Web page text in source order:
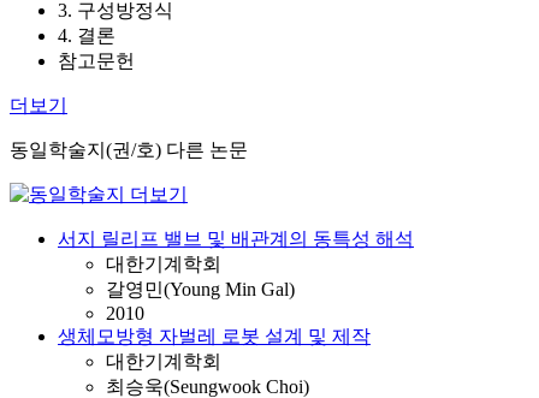
3. 구성방정식
4. 결론
참고문헌
더보기
동일학술지(권/호) 다른 논문
서지 릴리프 밸브 및 배관계의 동특성 해석
대한기계학회
갈영민(Young Min Gal)
2010
생체모방형 자벌레 로봇 설계 및 제작
대한기계학회
최승욱(Seungwook Choi)